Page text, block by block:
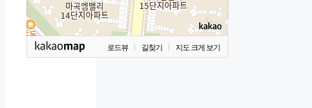
로드뷰 길찾기 지도 크게 보기